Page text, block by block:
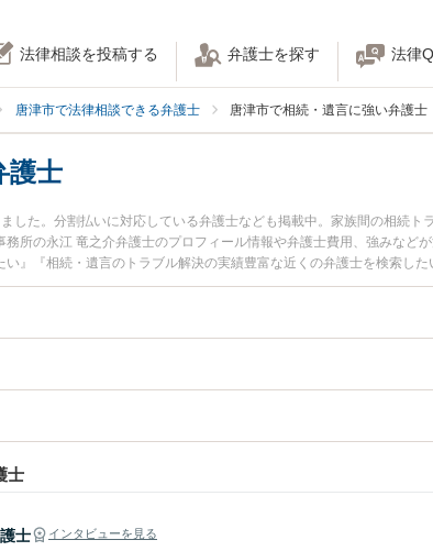
法律相談を投稿する 弁護士を探す 法律
唐津市で法律相談できる弁護士 唐津市で相続・遺言に強い弁護士
護士
した。分割払いに対応している弁護士なども掲載中。家族間の相続ト
所の永江 竜之介弁護士のプロフィール情報や弁護士費用、強みなど
』『相続・遺言のトラブル解決の実績豊富な近くの弁護士を検索し
談者さんにおすすめです。
士
士 インタビューを見る